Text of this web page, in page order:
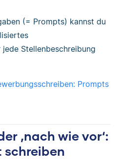
(= Prompts) kannst du
Stellenbeschreibung
Prompts
‚nach wie vor‘:
schreiben